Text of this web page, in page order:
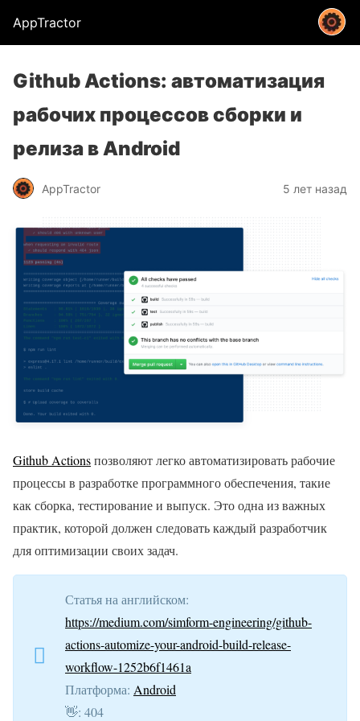
AppTractor
Github Actions: автоматизация
рабочих процессов сборки и
релиза в Android
AppTractor 5 лет назад
Github Actionsпозволяют легко автоматизировать рабочие
процессы в разработке программного обеспечения, такие
как сборка, тестирование и выпуск. Это одна из важных
практик, которой должен следовать каждый разработчик
для оптимизации своих задач.
Статья на английском:
https://medium.com/simform-engineering/github-
actions-automize-your-android-build-release-
workflow-1252b6f1461a
Платформа: Android
👋: 404